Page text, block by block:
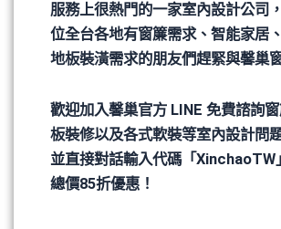
服務上很熱門的一家室內設計公司
位全台各地有窗簾需求、智能家居
地板裝潢需求的朋友們趕緊與馨巢
歡迎加入馨巢官方 LINE 免費諮詢
板裝修以及各式軟裝等室內設計問
並直接對話輸入代碼「XinchaoTW
總價85折優惠！